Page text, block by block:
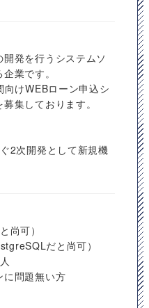
発を行うシステムソ
業です。
けWEBローン申込シ
集しております。
2次開発として新規機
尚可）
だと尚可）
に問題無い方